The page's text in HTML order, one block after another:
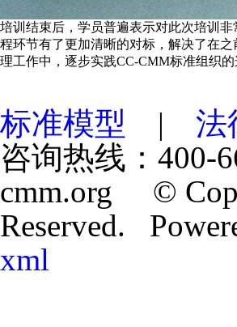
培训结束后，学员普遍表示对此次培训
程环节有了更加清晰的对标，解决了在
理工作中，逐步实践CC-CMM标准组织
标准模型 | 法
咨询热线：400-
cmm.org ©
Reserved.
xml